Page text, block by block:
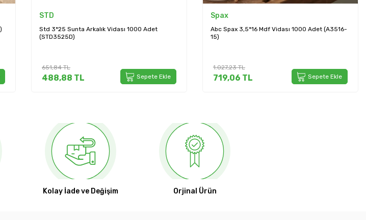
Spax
Abc Spax 3,5*16 Mdf Vidası 1000 Adet (A3516-
15)
1.027,23TL
719,06TL Sepete Ekle
Std
Std 3.5*18 Sunta Vidası 200 Adet (STD3518-
200)
93,20TL
69,90TL Sepete Ekle
Kolay İade ve Değişim Orjinal Ürün